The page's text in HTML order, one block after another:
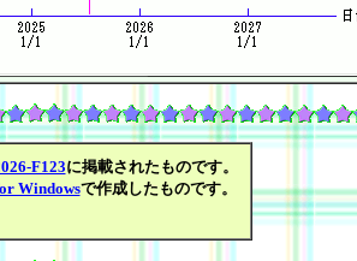
F123に掲載されたものです。
Windowsで作成したものです。